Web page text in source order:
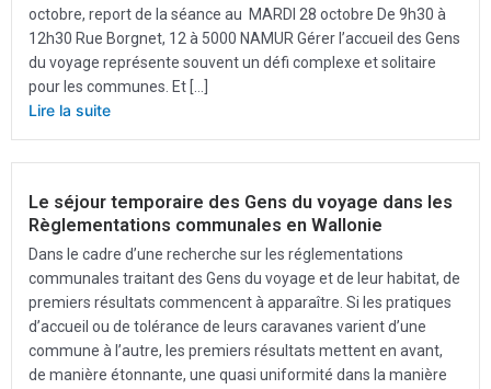
octobre, report de la séance au MARDI 28 octobre De 9h30 à
12h30 Rue Borgnet, 12 à 5000 NAMUR Gérer l’accueil des Gens
du voyage représente souvent un défi complexe et solitaire
pour les communes. Et […]
Lire la suite
Le séjour temporaire des Gens du voyage dans les
Règlementations communales en Wallonie
Dans le cadre d’une recherche sur les réglementations
communales traitant des Gens du voyage et de leur habitat, de
premiers résultats commencent à apparaître. Si les pratiques
d’accueil ou de tolérance de leurs caravanes varient d’une
commune à l’autre, les premiers résultats mettent en avant,
de manière étonnante, une quasi uniformité dans la manière